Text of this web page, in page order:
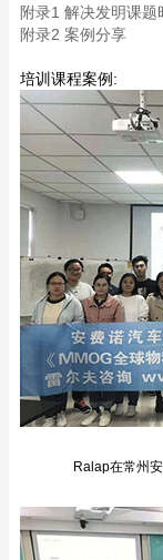
附录1 解决发明课
附录2 案例分享
培训课程案例:
Ralap在常州安费